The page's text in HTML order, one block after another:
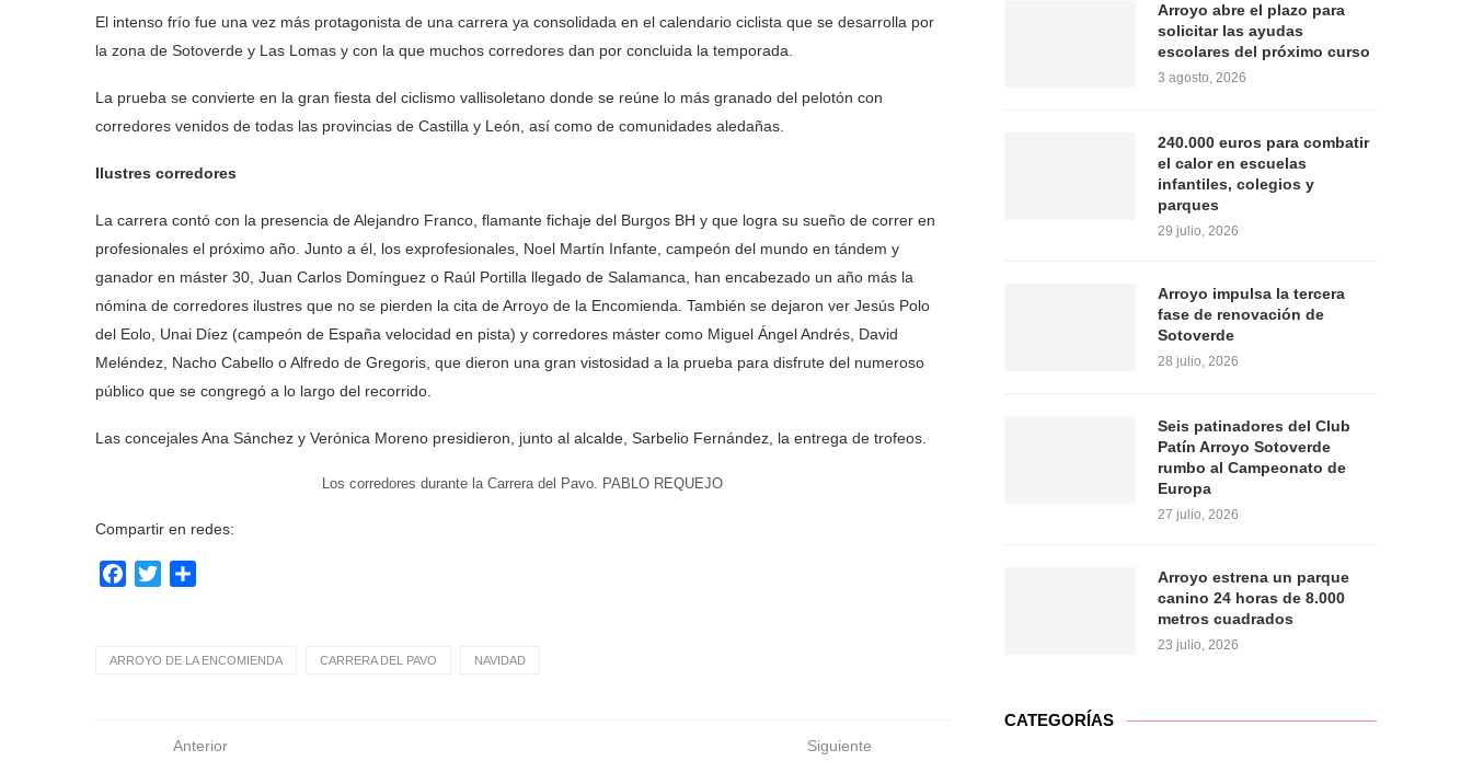
El intenso frío fue una vez más protagonista de una carrera ya consolidada en el calendario ciclista que se desarrolla por
la zona de Sotoverde y Las Lomas y con la que muchos corredores dan por concluida la temporada.
La prueba se convierte en la gran fiesta del ciclismo vallisoletano donde se reúne lo más granado del pelotón con
corredores venidos de todas las provincias de Castilla y León, así como de comunidades aledañas.
Ilustres corredores
La carrera contó con la presencia de Alejandro Franco, flamante fichaje del Burgos BH y que logra su sueño de correr en
profesionales el próximo año. Junto a él, los exprofesionales, Noel Martín Infante, campeón del mundo en tándem y
ganador en máster 30, Juan Carlos Domínguez o Raúl Portilla llegado de Salamanca, han encabezado un año más la
nómina de corredores ilustres que no se pierden la cita de Arroyo de la Encomienda. También se dejaron ver Jesús Polo
del Eolo, Unai Díez (campeón de España velocidad en pista) y corredores máster como Miguel Ángel Andrés, David
Meléndez, Nacho Cabello o Alfredo de Gregoris, que dieron una gran vistosidad a la prueba para disfrute del numeroso
público que se congregó a lo largo del recorrido.
Las concejales Ana Sánchez y Verónica Moreno presidieron, junto al alcalde, Sarbelio Fernández, la entrega de trofeos.
Los corredores durante la Carrera del Pavo. PABLO REQUEJO
Compartir en redes:
Facebook
Twitter
ARROYO DE LA ENCOMIENDA CARRERA DEL PAVO NAVIDAD
Anterior
Siguiente
Arroyo abre el plazo para
solicitar las ayudas
escolares del próximo curso
3 agosto, 2026
240.000 euros para combatir
el calor en escuelas
infantiles, colegios y
parques
29 julio, 2026
Arroyo impulsa la tercera
fase de renovación de
Sotoverde
28 julio, 2026
Seis patinadores del Club
Patín Arroyo Sotoverde
rumbo al Campeonato de
Europa
27 julio, 2026
Arroyo estrena un parque
canino 24 horas de 8.000
metros cuadrados
23 julio, 2026
CATEGORÍAS